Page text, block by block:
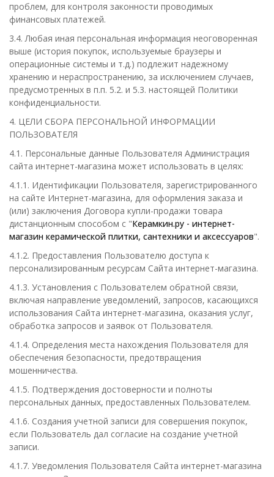
проблем, для контроля законности проводимых
финансовых платежей.
3.4. Любая иная персональная информация неоговоренная
выше (история покупок, используемые браузеры и
операционные системы и т.д.) подлежит надежному
хранению и нераспространению, за исключением случаев,
предусмотренных в п.п. 5.2. и 5.3. настоящей Политики
конфиденциальности.
4. ЦЕЛИ СБОРА ПЕРСОНАЛЬНОЙ ИНФОРМАЦИИ
ПОЛЬЗОВАТЕЛЯ
4.1. Персональные данные Пользователя Администрация
сайта интернет-магазина может использовать в целях:
4.1.1. Идентификации Пользователя, зарегистрированного
на сайте Интернет-магазина, для оформления заказа и
(или) заключения Договора купли-продажи товара
дистанционным способом с "Керамкин.ру - интернет-
магазин керамической плитки, сантехники и аксессуаров".
4.1.2. Предоставления Пользователю доступа к
персонализированным ресурсам Сайта интернет-магазина.
4.1.3. Установления с Пользователем обратной связи,
включая направление уведомлений, запросов, касающихся
использования Сайта интернет-магазина, оказания услуг,
обработка запросов и заявок от Пользователя.
4.1.4. Определения места нахождения Пользователя для
обеспечения безопасности, предотвращения
мошенничества.
4.1.5. Подтверждения достоверности и полноты
персональных данных, предоставленных Пользователем.
4.1.6. Создания учетной записи для совершения покупок,
если Пользователь дал согласие на создание учетной
записи.
4.1.7. Уведомления Пользователя Сайта интернет-магазина